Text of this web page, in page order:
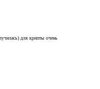
для крипты очень